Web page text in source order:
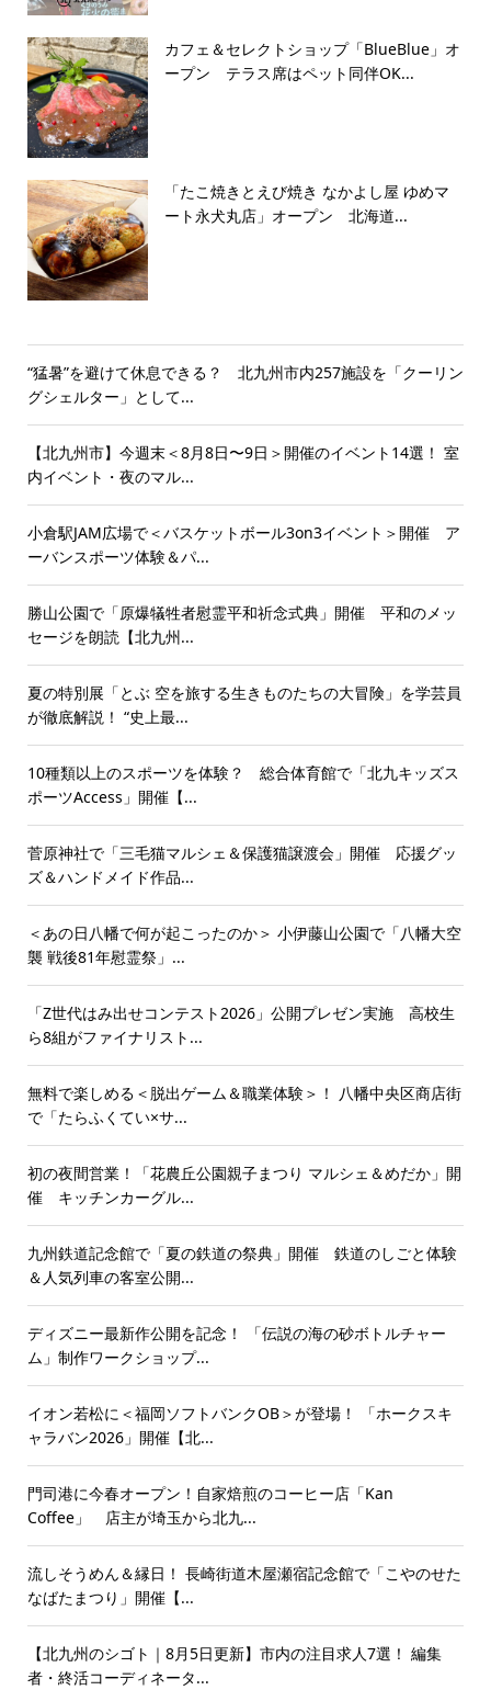
カフェ＆セレクトショップ「BlueBlue」オ
ープン テラス席はペット同伴OK...
「たこ焼きとえび焼き なかよし屋 ゆめマ
ート永犬丸店」オープン 北海道...
“猛暑”を避けて休息できる？ 北九州市内257施設を「クーリン
グシェルター」として...
【北九州市】今週末＜8月8日〜9日＞開催のイベント14選！ 室
内イベント・夜のマル...
小倉駅JAM広場で＜バスケットボール3on3イベント＞開催 ア
ーバンスポーツ体験＆パ...
勝山公園で「原爆犠牲者慰霊平和祈念式典」開催 平和のメッ
セージを朗読【北九州...
夏の特別展「とぶ 空を旅する生きものたちの大冒険」を学芸員
が徹底解説！ “史上最...
10種類以上のスポーツを体験？ 総合体育館で「北九キッズス
ポーツAccess」開催【...
菅原神社で「三毛猫マルシェ＆保護猫譲渡会」開催 応援グッ
ズ＆ハンドメイド作品...
＜あの日八幡で何が起こったのか＞ 小伊藤山公園で「八幡大空
襲 戦後81年慰霊祭」...
「Z世代はみ出せコンテスト2026」公開プレゼン実施 高校生
ら8組がファイナリスト...
無料で楽しめる＜脱出ゲーム＆職業体験＞！ 八幡中央区商店街
で「たらふくてい×サ...
初の夜間営業！「花農丘公園親子まつり マルシェ＆めだか」開
催 キッチンカーグル...
九州鉄道記念館で「夏の鉄道の祭典」開催 鉄道のしごと体験
＆人気列車の客室公開...
ディズニー最新作公開を記念！ 「伝説の海の砂ボトルチャー
ム」制作ワークショップ...
イオン若松に＜福岡ソフトバンクOB＞が登場！ 「ホークスキ
ャラバン2026」開催【北...
門司港に今春オープン！自家焙煎のコーヒー店「Kan
Coffee」 店主が埼玉から北九...
流しそうめん＆縁日！ 長崎街道木屋瀬宿記念館で「こやのせた
なばたまつり」開催【...
【北九州のシゴト｜8月5日更新】市内の注目求人7選！ 編集
者・終活コーディネータ...